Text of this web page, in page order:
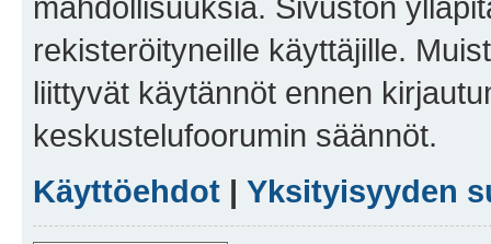
mahdollisuuksia. Sivuston
rekisteröityneille käyttäjille.
liittyvät käytännöt ennen
keskustelufoorumin säännöt.
Käyttöehdot | Yksityisyyden